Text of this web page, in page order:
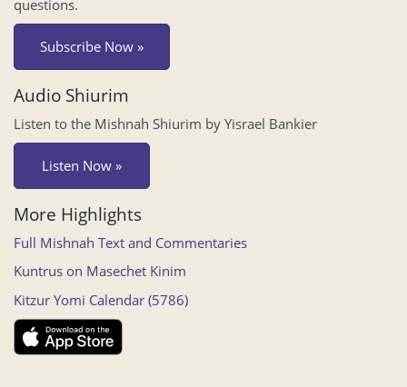
questions.
Subscribe Now »
Audio Shiurim
Listen to the Mishnah Shiurim by Yisrael Bankier
Listen Now »
More Highlights
Full Mishnah Text and Commentaries
Kuntrus on Masechet Kinim
Kitzur Yomi Calendar (5786)